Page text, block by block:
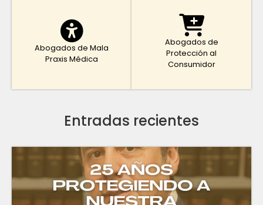
Abogados de Mala
Praxis Médica
Abogados de
Protección al
Consumidor
Entradas recientes